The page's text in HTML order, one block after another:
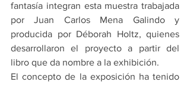
fantasía integran esta muestra trabajada
por Juan Carlos Mena Galindo y
producida por Déborah Holtz, quienes
desarrollaron el proyecto a partir del
libro que da nombre a la exhibición.
El concepto de la exposición ha tenido